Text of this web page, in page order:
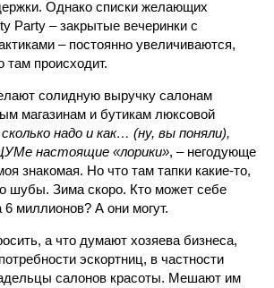
Однако списки желающих
Party – закрытые вечеринки с
– постоянно увеличиваются,
там происходит.
солидную выручку салонам
магазинам и бутикам люксовой
надо и как… (ну, вы поняли),
настоящие «лорики», – негодующе
знакомая. Но что там тапки какие-то,
шубы. Зима скоро. Кто может себе
6 миллионов? А они могут.
а что думают хозяева бизнеса,
эскортниц, в частности
салонов красоты. Мешают им